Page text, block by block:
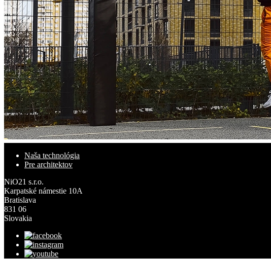
Naša technológia
Pre architektov
NiO21 s.r.o.
Karpatské námestie 10A
Bratislava
831 06
Slovakia